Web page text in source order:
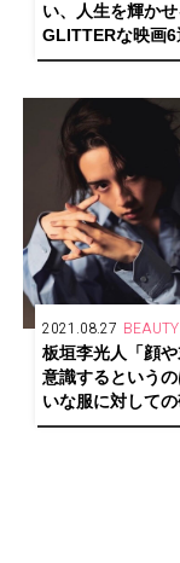
い、人生を輝かせ
GLITTERな映画6
part2-
2021.08.27 BEAUTY
板垣李光人「顔
意識するという
いな服に対しての